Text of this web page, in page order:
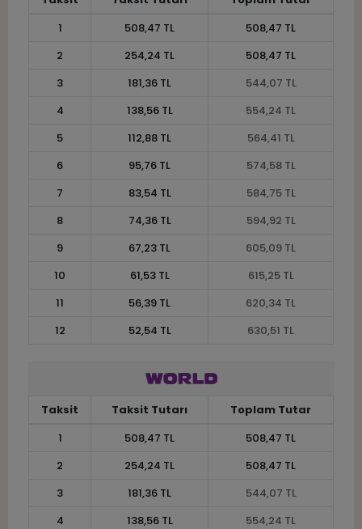
1
508,47 TL
508,47 TL
2
254,24 TL
508,47 TL
3
181,36 TL
544,07 TL
4
138,56 TL
554,24 TL
5
112,88 TL
564,41 TL
6
95,76 TL
574,58 TL
7
83,54 TL
584,75 TL
8
74,36 TL
594,92 TL
9
67,23 TL
605,09 TL
10
61,53 TL
615,25 TL
11
56,39 TL
620,34 TL
12
52,54 TL 630,51 TL
Taksit Taksit Tutarı
Toplam Tutar
1
508,47 TL
508,47 TL
2
254,24 TL
508,47 TL
3
181,36 TL
544,07 TL
4
138,56 TL
554,24 TL